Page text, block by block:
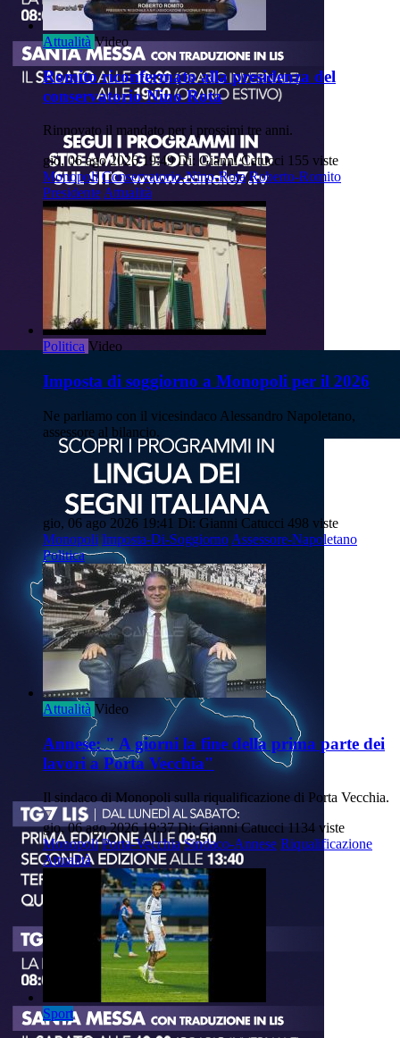
Attualità Video
Romito riconfermato alla presidenza del
conservatorio Nino Rota
Rinnovato il mandato per i prossimi tre anni.
gio, 06 ago 2026 19:49 Di: Gianni Catucci 155 viste
Monopoli Conservatorio-Nino-Rota Roberto-Romito
PresidenteAttualità
Politica Video
Imposta di soggiorno a Monopoli per il 2026
Ne parliamo con il vicesindaco Alessandro Napoletano,
assessore al bilancio.
gio, 06 ago 2026 19:41 Di: Gianni Catucci 498 viste
Monopoli Imposta-Di-Soggiorno Assessore-Napoletano
Politica
Attualità Video
Annese: " A giorni la fine della prima parte dei
lavori a Porta Vecchia"
Il sindaco di Monopoli sulla riqualificazione di Porta Vecchia.
gio, 06 ago 2026 19:37 Di: Gianni Catucci 1134 viste
Monopoli Porta-Vecchia Sindaco-Annese Riqualificazione
Attualità
Sport